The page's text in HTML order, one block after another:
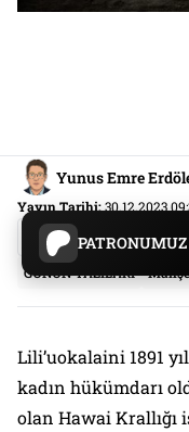
PATRONUMUZ
Yunus Emre
Yayın Tarihi:30.12.2023
Paylaş
Yazıyı
GÜNÜN YAZILARI
Lili’uokalaini 1891
kadın hükümdarı
olan Hawai Krallığı